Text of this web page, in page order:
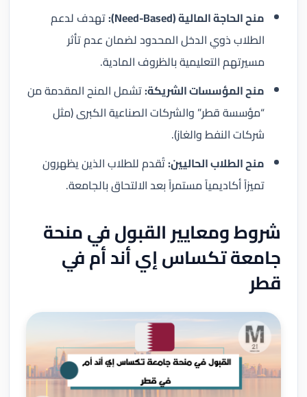
منح الحاجة المالية (Need-Based):
تهدف لدعم
الطلاب ذوي الدخل المحدود لضمان عدم تأثر
مسيرتهم التعليمية بالظروف المادية.
منح المؤسسات الشريكة:تشمل المنح المقدمة من
“مؤسسة قطر” والشركات الصناعية الكبرى (مثل
شركات النفط والغاز).
منح الطلاب الحاليين:تُقدم للطلاب الذين يظهرون
تميزاً أكاديمياً مستمراً بعد الالتحاق بالجامعة.
شروط ومعايير القبول في منحة
جامعة تكساس إي أند أم في
قطر